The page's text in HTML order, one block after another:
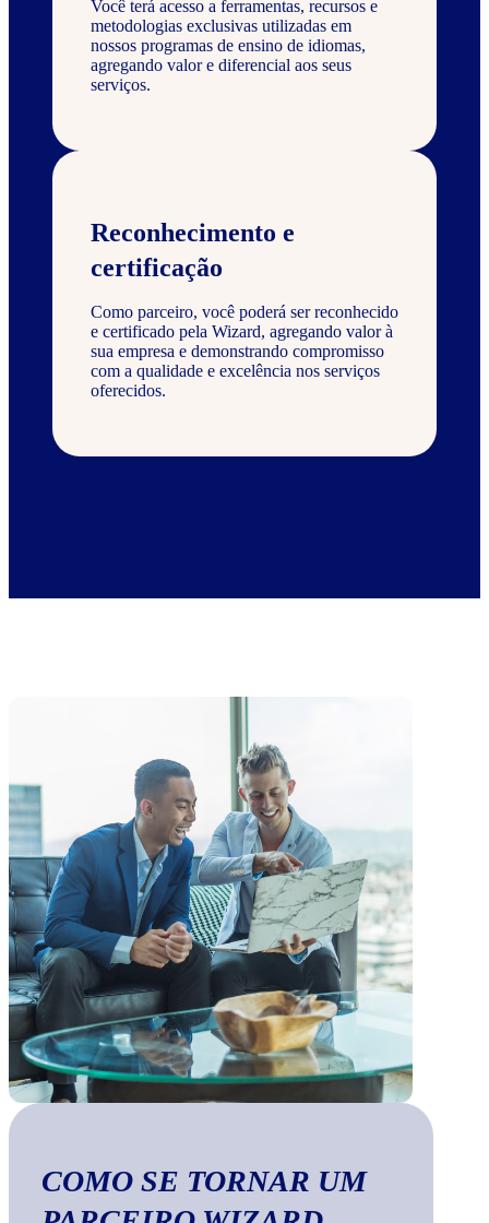
Você terá acesso a ferramentas, recursos e
metodologias exclusivas utilizadas em
nossos programas de ensino de idiomas,
agregando valor e diferencial aos seus
serviços.
Reconhecimento e
certificação
Como parceiro, você poderá ser reconhecido
e certificado pela Wizard, agregando valor à
sua empresa e demonstrando compromisso
com a qualidade e excelência nos serviços
oferecidos.
COMO SE TORNAR UM